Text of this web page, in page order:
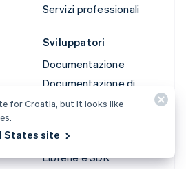
Servizi professionali
Sviluppatori
Documentazione
Documentazione di
riferimento dell'API
Log delle modifiche API
Librerie e SDK
for Croatia, but it looks like
States site